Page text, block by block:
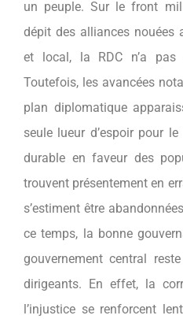
un peuple. Sur le front
dépit des alliances nouées
et local, la RDC n’a pas
Toutefois, les avancées
plan diplomatique
seule lueur d’espoir pour
durable en faveur des
trouvent présentement en
s’estiment être
ce temps, la bonne
gouvernement central
dirigeants. En effet, la
l’injustice se renforcent